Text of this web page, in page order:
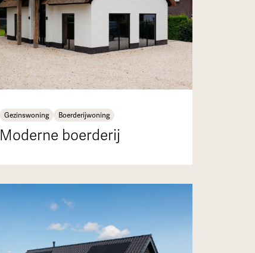
Gezinswoning Boerderijwoning
Moderne boerderij